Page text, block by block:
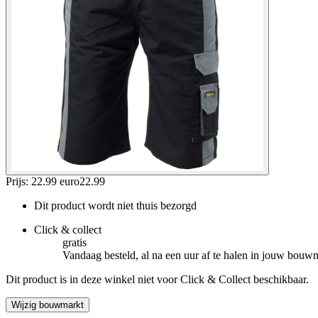
Prijs: 22.99 euro22.99
Dit product wordt niet thuis bezorgd
Click & collect
gratis
Vandaag besteld, al na een uur af te halen in jouw
Dit product is in deze winkel niet voor Click & Collect beschikbaar.
Wijzig bouwmarkt